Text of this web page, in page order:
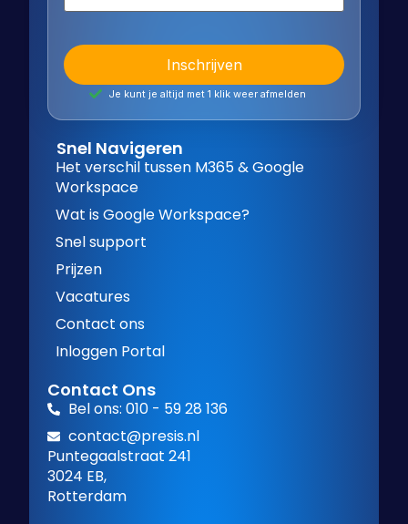
Je kunt je altijd met 1 klik weer afmelden
Snel Navigeren
Het verschil tussen M365 & Google
Workspace
Wat is Google Workspace?
Snel support
Prijzen
Vacatures
Contact ons
Inloggen Portal
Contact Ons
Bel ons: 010 - 59 28 136
contact@presis.nl
Puntegaalstraat 241
3024 EB,
Rotterdam